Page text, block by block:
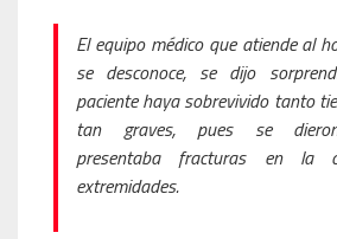
El equipo médico que atiende al
se desconoce, se dijo
paciente haya sobrevivido tanto
tan graves, pues se
presentaba fracturas en la
extremidades.